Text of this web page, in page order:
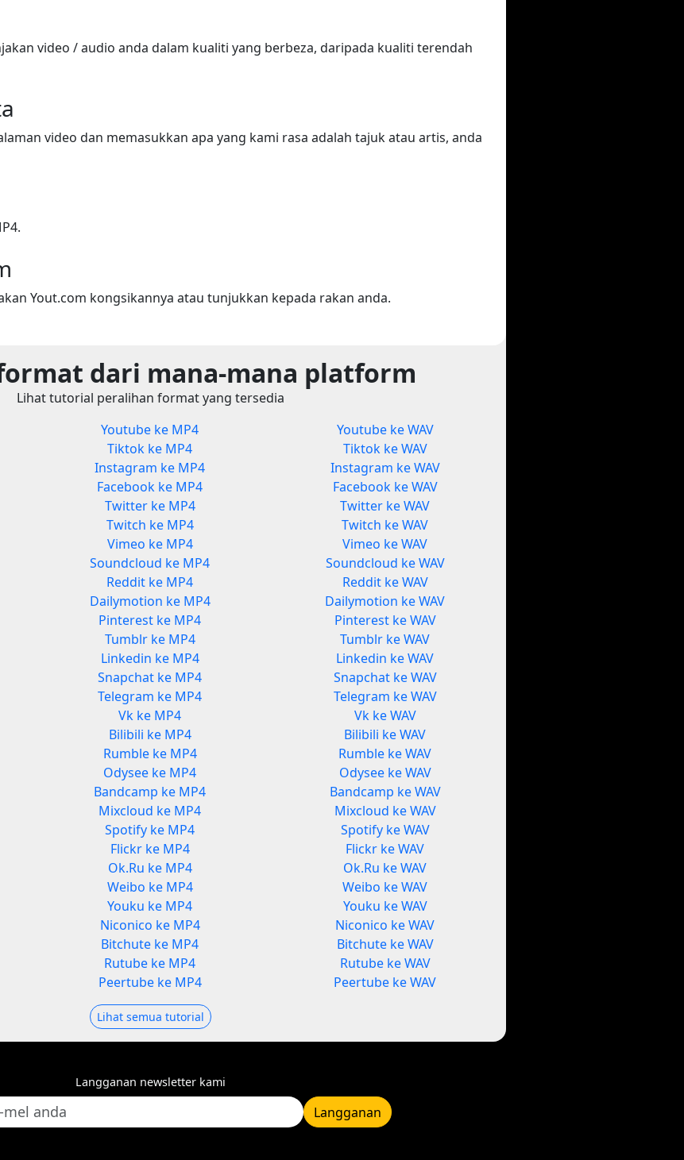
video / audio anda dalam kualiti yang berbeza, daripada kualiti terendah
video dan memasukkan apa yang kami rasa adalah tajuk atau artis, anda
Yout.com kongsikannya atau tunjukkan kepada rakan anda.
dari mana-mana platform
Lihat tutorial peralihan format yang tersedia
Youtube ke MP4
Tiktok ke MP4
Instagram ke MP4
Facebook ke MP4
Twitter ke MP4
Twitch ke MP4
Vimeo ke MP4
Soundcloud ke MP4
Reddit ke MP4
Dailymotion ke MP4
Pinterest ke MP4
Tumblr ke MP4
Linkedin ke MP4
Snapchat ke MP4
Telegram ke MP4
Vk ke MP4
Bilibili ke MP4
Rumble ke MP4
Odysee ke MP4
Bandcamp ke MP4
Mixcloud ke MP4
Spotify ke MP4
Flickr ke MP4
Ok.Ru ke MP4
Weibo ke MP4
Youku ke MP4
Niconico ke MP4
Bitchute ke MP4
Rutube ke MP4
Peertube ke MP4
Youtube ke WAV
Tiktok ke WAV
Instagram ke WAV
Facebook ke WAV
Twitter ke WAV
Twitch ke WAV
Vimeo ke WAV
Soundcloud ke WAV
Reddit ke WAV
Dailymotion ke WAV
Pinterest ke WAV
Tumblr ke WAV
Linkedin ke WAV
Snapchat ke WAV
Telegram ke WAV
Vk ke WAV
Bilibili ke WAV
Rumble ke WAV
Odysee ke WAV
Bandcamp ke WAV
Mixcloud ke WAV
Spotify ke WAV
Flickr ke WAV
Ok.Ru ke WAV
Weibo ke WAV
Youku ke WAV
Niconico ke WAV
Bitchute ke WAV
Rutube ke WAV
Peertube ke WAV
Lihat semua tutorial
Langganan newsletter kami
Langganan